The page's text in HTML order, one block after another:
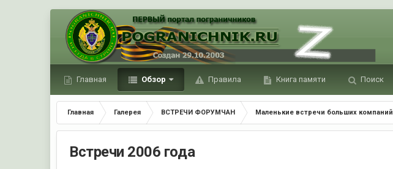
Главная Обзор Правила Книга памяти Поиск
Главная Галерея ВСТРЕЧИ ФОРУМЧАН Маленькие встречи больших компаний
Встречи 2006 года